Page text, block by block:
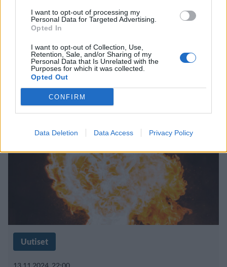
I want to opt-out of processing my
Personal Data for Targeted Advertising.
Opted In
I want to opt-out of Collection, Use,
Retention, Sale, and/or Sharing of my
Personal Data that Is Unrelated with the
Purposes for which it was collected.
Opted Out
CONFIRM
Data Deletion Data Access Privacy Policy
1.1.2025, 9:00
Hyvinkäällä – asukas teki
kotitekoisia ilotulitteita
Uutiset
13.11.2024, 22:00